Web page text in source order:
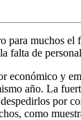
para muchos
falta de
económico y
año. La
como